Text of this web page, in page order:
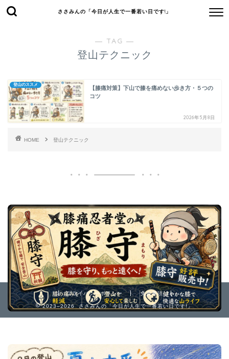
ささみんの「今日が人生で一番若い日です!」
― TAG ―
登山テクニック
登山のススメ
【膝痛対策】下山で膝を痛めない歩き方・５つの
コツ
2026年5月8日
HOME 登山テクニック
プライバシーポリシー 免責事項
2023–2026 ささみんの「今日が人生で一番若い日です!」